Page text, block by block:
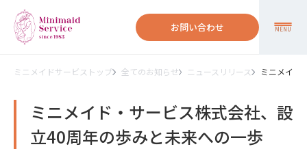
お問い合わせ MENU
ミニメイドサービストップ 全てのお知らせ ニュースリリース ミニメイド
ミニメイド・サービス株式会社、設
立40周年の歩みと未来への一歩